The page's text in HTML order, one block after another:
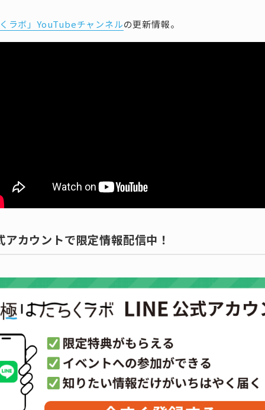
ラボ」YouTubeチャンネルの更新情報。
カウントで限定情報配信中！